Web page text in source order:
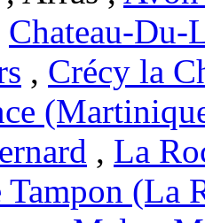
Chateau-Du-
, Crécy la
, La
Tampon (La